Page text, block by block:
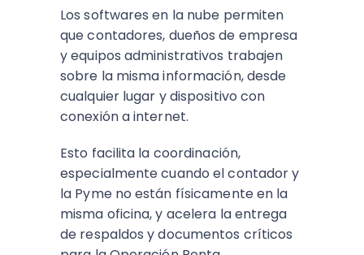
Los softwares en la nube permiten
que contadores, dueños de empresa
y equipos administrativos trabajen
sobre la misma información, desde
cualquier lugar y dispositivo con
conexión a internet.
Esto facilita la coordinación,
especialmente cuando el contador y
la Pyme no están físicamente en la
misma oficina, y acelera la entrega
de respaldos y documentos críticos